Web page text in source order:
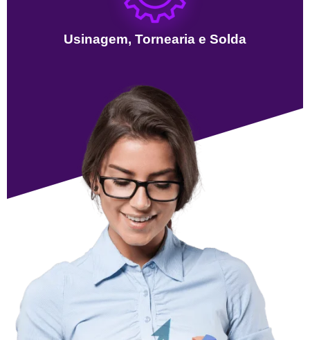
Usinagem, Tornearia e Solda